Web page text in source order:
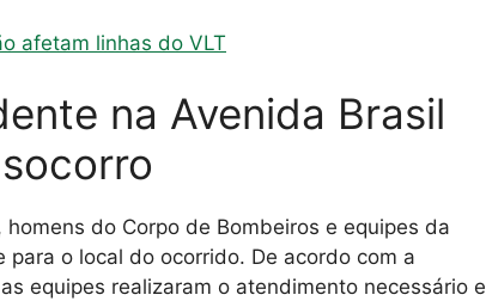
afetam linhas do VLT
na Avenida Brasil
do Corpo de Bombeiros e equipes da
o local do ocorrido. De acordo com a
equipes realizaram o atendimento necessário e